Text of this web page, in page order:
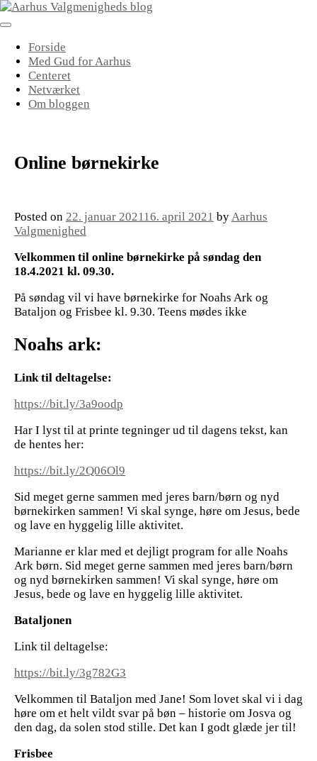
Skip
to
Forside
Med Gud for Aarhus
Centeret
Netværket
Om bloggen
Online børnekirke
Posted on 22. januar 202116. april 2021 byAarhus
Valgmenighed
Velkommen til online børnekirke på søndag den
18.4.2021 kl. 09.30.
På søndag vil vi have børnekirke for Noahs Ark og
Bataljon og Frisbee kl. 9.30. Teens mødes ikke
Noahs ark:
Link til deltagelse:
https://bit.ly/3a9oodp
Har I lyst til at printe tegninger ud til dagens tekst, kan
de hentes her:
https://bit.ly/2Q06Ol9
Sid meget gerne sammen med jeres barn/børn og nyd
børnekirken sammen! Vi skal synge, høre om Jesus, bede
og lave en hyggelig lille aktivitet.
Marianne er klar med et dejligt program for alle Noahs
Ark børn. Sid meget gerne sammen med jeres barn/børn
og nyd børnekirken sammen! Vi skal synge, høre om
Jesus, bede og lave en hyggelig lille aktivitet.
Bataljonen
Link til deltagelse:
https://bit.ly/3g782G3
Velkommen til Bataljon med Jane! Som lovet skal vi i dag
høre om et helt vildt svar på bøn – historie om Josva og
den dag, da solen stod stille. Det kan I godt glæde jer til!
Frisbee